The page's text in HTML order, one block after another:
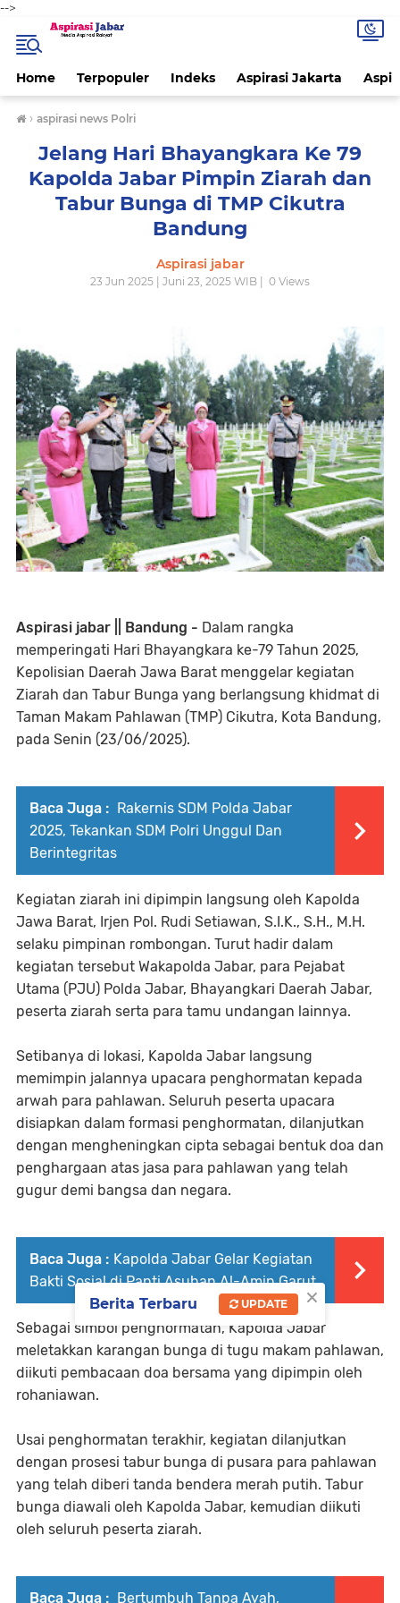
-->
Home Terpopuler Indeks Aspirasi Jakarta
› aspirasi news Polri
Jelang Hari Bhayangkara Ke 79
Kapolda Jabar Pimpin Ziarah dan
Tabur Bunga di TMP Cikutra
Bandung
Aspirasi jabar
23 Jun 2025 | Juni 23, 2025 WIB | 0 Views
Aspirasi jabar || Bandung - Dalam rangka
memperingati Hari Bhayangkara ke-79 Tahun 2025,
Kepolisian Daerah Jawa Barat menggelar kegiatan
Ziarah dan Tabur Bunga yang berlangsung khidmat di
Taman Makam Pahlawan (TMP) Cikutra, Kota Bandung,
pada Senin (23/06/2025).
Baca Juga : Rakernis SDM Polda Jabar
2025, Tekankan SDM Polri Unggul Dan
Berintegritas
Kegiatan ziarah ini dipimpin langsung oleh Kapolda
Jawa Barat, Irjen Pol. Rudi Setiawan, S.I.K., S.H., M.H.
selaku pimpinan rombongan. Turut hadir dalam
kegiatan tersebut Wakapolda Jabar, para Pejabat
Utama (PJU) Polda Jabar, Bhayangkari Daerah Jabar,
peserta ziarah serta para tamu undangan lainnya.
Setibanya di lokasi, Kapolda Jabar langsung
memimpin jalannya upacara penghormatan kepada
arwah para pahlawan. Seluruh peserta upacara
disiapkan dalam formasi penghormatan, dilanjutkan
dengan mengheningkan cipta sebagai bentuk doa dan
penghargaan atas jasa para pahlawan yang telah
gugur demi bangsa dan negara.
Baca Juga : Kapolda Jabar Gelar Kegiatan
Bakti Sosial di Panti Asuhan Al-Amin Garut
Sebagai simbol penghormatan, Kapolda Jabar
meletakkan karangan bunga di tugu makam pahlawan,
diikuti pembacaan doa bersama yang dipimpin oleh
rohaniawan.
Usai penghormatan terakhir, kegiatan dilanjutkan
dengan prosesi tabur bunga di pusara para pahlawan
yang telah diberi tanda bendera merah putih. Tabur
bunga diawali oleh Kapolda Jabar, kemudian diikuti
oleh seluruh peserta ziarah.
Baca Juga : Bertumbuh Tanpa Ayah,
×
Berita Terbaru UPDATE